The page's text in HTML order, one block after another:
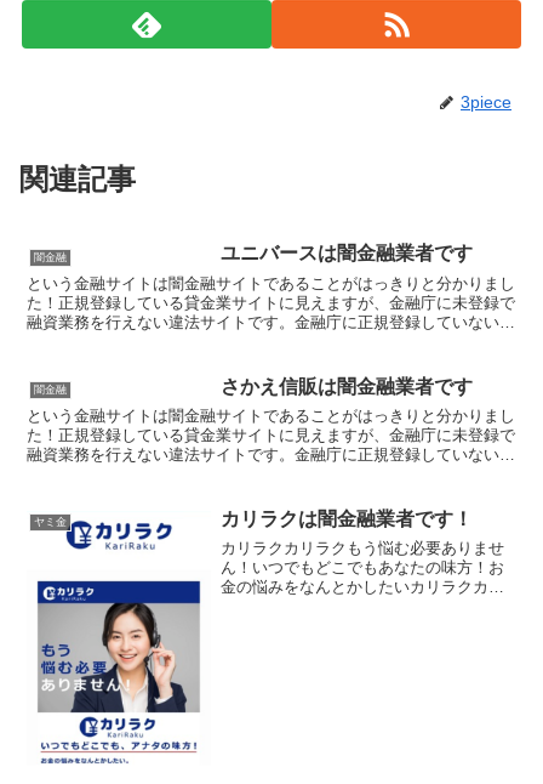
3piece
関連記事
闇金融 ユニバースは闇金融業者です
という金融サイトは闇金融サイトであることがはっきりと分かりまし
た！正規登録している貸金業サイトに見えますが、金融庁に未登録で
融資業務を行えない違法サイトです。金融庁に正規登録していない未
闇金融 さかえ信販は闇金融業者です
という金融サイトは闇金融サイトであることがはっきりと分かりまし
た！正規登録している貸金業サイトに見えますが、金融庁に未登録で
融資業務を行えない違法サイトです。金融庁に正規登録していない未
ヤミ金 カリラクは闇金融業者です！
カリラクカリラクもう悩む必要ありませ
ん！いつでもどこでもあなたの味方！お
金の悩みをなんとかしたいカリラクカリ